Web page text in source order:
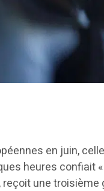
en juin,
heures confiait «
une